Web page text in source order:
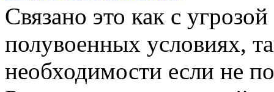
Связано это как с
полувоенных условиях,
необходимости если не